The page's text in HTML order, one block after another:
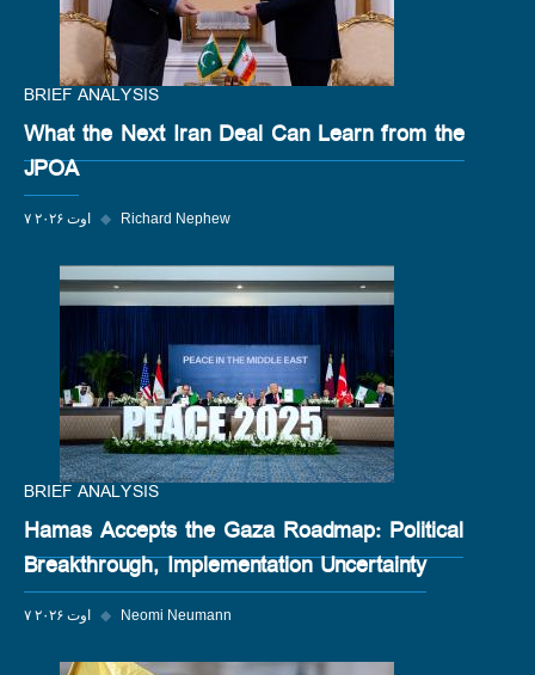
BRIEF ANALYSIS
What the Next Iran Deal Can Learn from the
JPOA
۷ اوت ۲۰۲۶ ◆ Richard Nephew
BRIEF ANALYSIS
Hamas Accepts the Gaza Roadmap: Political
Breakthrough, Implementation Uncertainty
۷ اوت ۲۰۲۶ ◆ Neomi Neumann